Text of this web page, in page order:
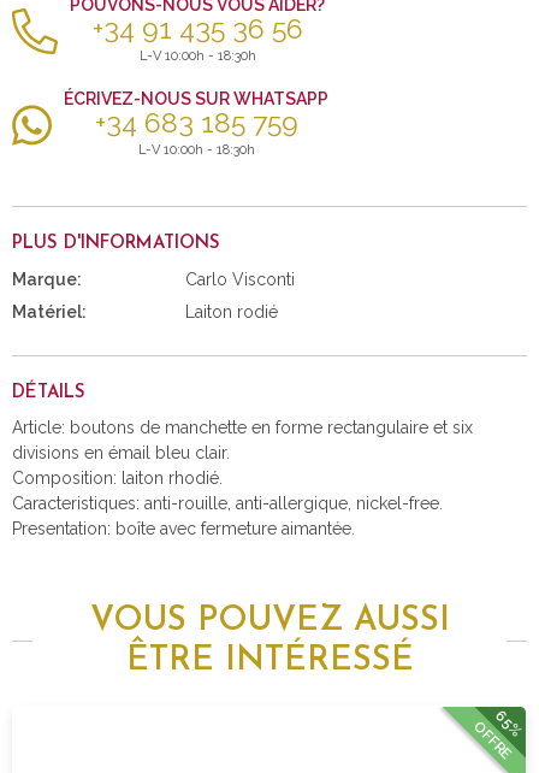
POUVONS-NOUS VOUS AIDER?
+34 91 435 36 56
L-V 10:00h - 18:30h
ÉCRIVEZ-NOUS SUR WHATSAPP
+34 683 185 759
L-V 10:00h - 18:30h
PLUS D'INFORMATIONS
Marque:
Carlo Visconti
Matériel:
Laiton rodié
DÉTAILS
Article: boutons de manchette en forme rectangulaire et six
divisions en émail bleu clair.
Composition: laiton rhodié.
Caracteristiques: anti-rouille, anti-allergique, nickel-free.
Presentation: boîte avec fermeture aimantée.
VOUS POUVEZ AUSSI
ÊTRE INTÉRESSÉ
65%
OFFRE